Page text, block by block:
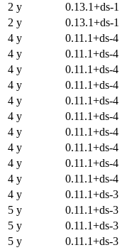
2 y
0.13.1+ds-1
2 y
0.13.1+ds-1
4 y
0.11.1+ds-4
4 y
0.11.1+ds-4
4 y
0.11.1+ds-4
4 y
0.11.1+ds-4
4 y
0.11.1+ds-4
4 y
0.11.1+ds-4
4 y
0.11.1+ds-4
4 y
0.11.1+ds-4
4 y
0.11.1+ds-4
4 y
0.11.1+ds-4
4 y
0.11.1+ds-3
5 y
0.11.1+ds-3
5 y
0.11.1+ds-3
5 y
0.11.1+ds-3